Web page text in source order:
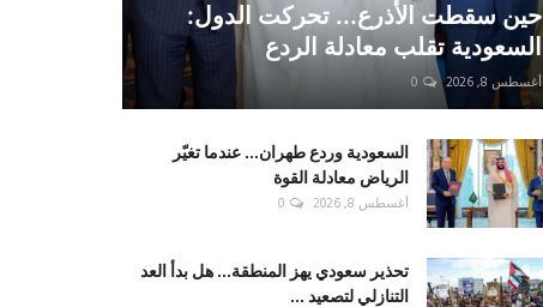
حين سقطت الأذرع... تحركت الدول:
السعودية تقلب معادلة الردع
أغسطس 8, 2026 0
السعودية وردع طهران... عندما تغيّر
الرياض معادلة القوة
أغسطس 8, 2026 0
تحذير سعودي يهز المنطقة... هل بدأ العد
التنازلي لتصعيد ...